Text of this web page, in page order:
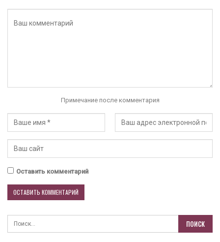
Примечание после комментария
Оставить комментарий